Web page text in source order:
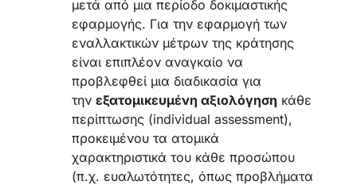
μετά από μια περίοδο δοκιμαστικής
εφαρμογής. Για την εφαρμογή των
εναλλακτικών μέτρων της κράτησης
είναι επιπλέον αναγκαίο να
προβλεφθεί μια διαδικασία για
την εξατομικευμένη αξιολόγηση κάθε
περίπτωσης (individual assessment),
προκειμένου τα ατομικά
χαρακτηριστικά του κάθε προσώπου
(π.χ. ευαλωτότητες, όπως προβλήματα